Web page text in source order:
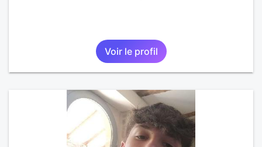
Voir le profil